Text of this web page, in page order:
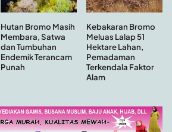
Hutan Bromo Masih
Membara, Satwa
dan Tumbuhan
Endemik Terancam
Punah
Kebakaran Bromo
Meluas Lalap 51
Hektare Lahan,
Pemadaman
Terkendala Faktor
Alam